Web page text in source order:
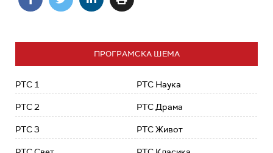
ПРОГРАМСКА ШЕМА
РТС 1
РТС 2
РТС 3
РТС Наука
РТС Драма
РТС Живот